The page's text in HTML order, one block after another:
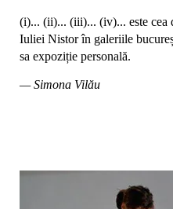
(i)... (ii)... (iii)... (iv)... este cea
Iuliei Nistor în galeriile
sa expoziție personală.
— Simona Vilău